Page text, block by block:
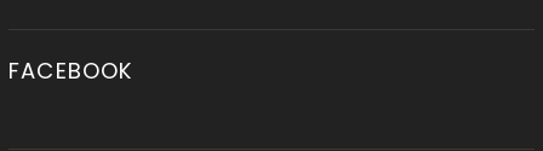
FACEBOOK